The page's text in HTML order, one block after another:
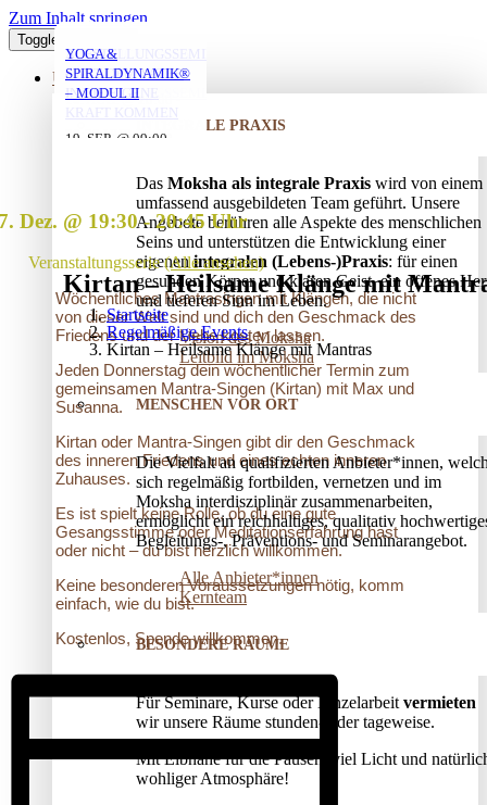
Zum Inhalt springen
Toggle Navigation
ÜBER UNS
INTEGRALE PRAXIS
Das Moksha als integrale Praxis wird von einem
umfassend ausgebildeten Team geführt. Unsere
Angebote berühren alle Aspekte des menschlichen
Seins und unterstützen die Entwicklung einer
eigenenintegralen (Lebens-)Praxis: für einen
gesunden Körper und klaren Geist, ein offenes
und tieferen Sinn im Leben.
Vision des Moksha
Leitbild im Moksha
MENSCHEN VOR ORT
Die Vielfalt an qualifizierten Anbieter*innen,
sich regelmäßig fortbilden, vernetzen und im
Moksha interdisziplinär zusammenarbeiten,
ermöglicht ein reichhaltiges, qualitativ
Begleitungs-, Präventions­- und Seminarangebot.
Alle Anbieter*innen
Kernteam
BESONDERE RÄUME
Für Seminare, Kurse oder Einzelarbeit vermieten
wir unsere Räume stunden- oder tageweise.
Mit Elbnähe für die Pausen, viel Licht und
wohliger Atmosphäre!
Kirtan – Heilsame Klänge mit
Startseite
Regelmäßige Events
Kirtan – Heilsame Klänge mit Mantras
Dez. @ 19:30-20:45
Veranstaltungsserie(Alle ansehen)
Wöchentliches Mantrasingen mit Klängen, die nicht
von dieser Welt sind und dich den Geschmack des
Friedens und der Liebe kosten lassen.
Jeden Donnerstag dein wöchentlicher Termin zum
gemeinsamen Mantra-Singen (Kirtan) mit Max und
Susanna.
Kirtan oder Mantra-Singen gibt dir den Geschmack
des inneren Friedens und eines echten inneren
Zuhauses.
Es ist spielt keine Rolle, ob du eine gute
Gesangsstimme oder Meditationserfahrung hast
oder nicht – du bist herzlich willkommen.
Keine besonderen Voraussetzungen nötig, komm
einfach, wie du bist.
Kostenlos, Spende willkommen.
YOGA MIT DANIEL
10. AUG. @ 18:00
19:30
YOGA MIT DANIEL
10. AUG. @ 20:00
21:30
YOGA MIT DANIEL
11. AUG. @ 18:00
19:30
VERSTRICKUNGEN
LÖSEN – OFFENES
AUFSTELLUNGSSEMINAR
25. AUG. @ 17:00
AUFSTELLUNGSSEMINAR
– MIT DEM VATER
IN DIE EIGENE
KRAFT KOMMEN
YOGA &
SPIRALDYNAMIK®
– MODUL II
19. SEP. @ 09:00
20. SEP. @ 16:00